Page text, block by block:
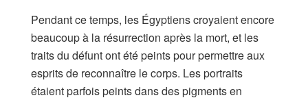
Pendant ce temps, les Égyptiens croyaient encore
beaucoup à la résurrection après la mort, et les
traits du défunt ont été peints pour permettre aux
esprits de reconnaître le corps. Les portraits
étaient parfois peints dans des pigments en